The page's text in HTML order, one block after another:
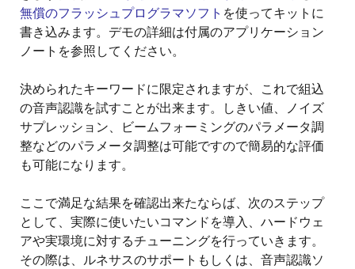
無償のフラッシュプログラマソフト を使ってキットに
書き込みます。デモの詳細は付属のアプリケーション
ノートを参照してください。
決められたキーワードに限定されますが、これで組込
の音声認識を試すことが出来ます。しきい値、ノイズ
サプレッション、ビームフォーミングのパラメータ調
整などのパラメータ調整は可能ですので簡易的な評価
も可能になります。
ここで満足な結果を確認出来たならば、次のステップ
として、実際に使いたいコマンドを導入、ハードウェ
アや実環境に対するチューニングを行っていきます。
その際は、ルネサスのサポートもしくは、音声認識ソ